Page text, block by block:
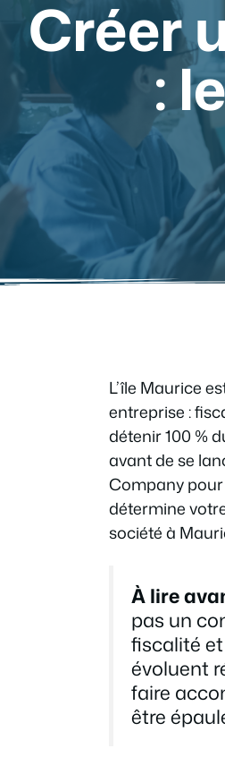
Créer
:
L’île Maurice
entreprise :
détenir 100 %
avant de se
Company
détermine
société à
À lire
pas un
fiscalité
évoluent
faire
être